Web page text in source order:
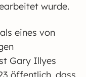
wurde.
eines von
Gary Illyes